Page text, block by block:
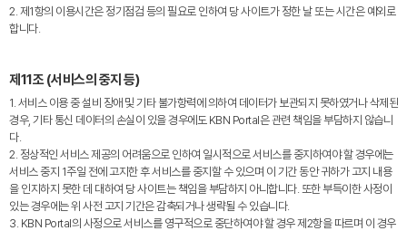
2. 제1항의 이용시간은 정기점검 등의 필요로 인하여 당 사이트가 정한 날 또는 시간은 예외로
합니다.
제11조 (서비스의 중지 등)
1. 서비스 이용 중 설비 장애 및 기타 불가항력에 의하여 데이터가 보관되지 못하였거나 삭제된
경우, 기타 통신 데이터의 손실이 있을 경우에도 KBN Portal은 관련 책임을 부담하지 않습니
다.
2. 정상적인 서비스 제공의 어려움으로 인하여 일시적으로 서비스를 중지하여야 할 경우에는
서비스 중지 1주일 전에 고지한 후 서비스를 중지할 수 있으며 이 기간 동안 귀하가 고지 내용
을 인지하지 못한 데 대하여 당 사이트는 책임을 부담하지 아니합니다. 또한 부득이한 사정이
있는 경우에는 위 사전 고지 기간은 감축되거나 생략될 수 있습니다.
3. KBN Portal의 사정으로 서비스를 영구적으로 중단하여야 할 경우 제2항을 따르며 이 경우